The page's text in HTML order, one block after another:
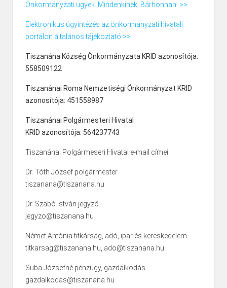
Önkormányzati ügyek. Mindenkinek. Bárhonnan. >>
Elektronikus ügyintézés az önkormányzati hivatali
portálon általános tájékoztató >>
Tiszanána Község Önkormányzata KRID azonosítója:
558509122
Tiszanánai Roma Nemzetiségi Önkormányzat KRID
azonosítója: 451558987
Tiszanánai Polgármesteri Hivatal
KRID azonosítója: 564237743
Tiszanánai Polgármeseri Hivatal e-mail címei:
Dr. Tóth József polgármester
tiszanana@tiszanana.hu
Dr. Szabó István jegyző
jegyzo@tiszanana.hu
Német Antónia titkárság, adó, ipar és kereskedelem
titkarsag@tiszanana.hu, ado@tiszanana.hu
Suba Józsefné pénzügy, gazdálkodás
gazdalkodas@tiszanana.hu